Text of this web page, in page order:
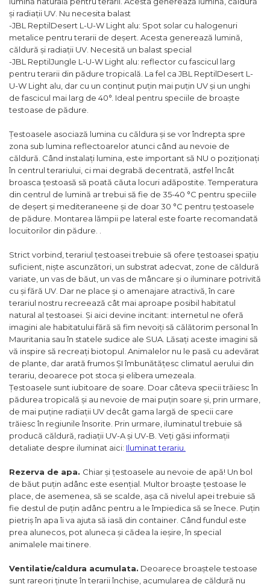
și radiații UV. Nu necesita balast
-JBL ReptilDesert L-U-W Light alu: Spot solar cu halogenuri
metalice pentru terarii de deșert. Acesta generează lumină,
căldură și radiații UV. Necesită un balast special
-JBL ReptilJungle L-U-W Light alu: reflector cu fascicul larg
pentru terarii din pădure tropicală. La fel ca JBL ReptilDesert L-
U-W Light alu, dar cu un conținut puțin mai puțin UV și un unghi
de fascicul mai larg de 40°. Ideal pentru speciile de broaște
testoase de pădure.
Țestoasele asociază lumina cu căldura și se vor îndrepta spre
zona sub lumina reflectoarelor atunci când au nevoie de
căldură. Când instalați lumina, este important să NU o poziționați
în centrul terariului, ci mai degrabă decentrată, astfel încât
broasca țestoasă să poată căuta locuri adăpostite. Temperatura
din centrul de lumină ar trebui să fie de 35-40 °C pentru speciile
de deșert și mediteraneene și de doar 30 °C pentru țestoasele
de pădure. Montarea lămpii pe lateral este foarte recomandată
locuitorilor din pădure. .
Strict vorbind, terariul țestoasei trebuie să ofere țestoasei spațiu
suficient, niște ascunzători, un substrat adecvat, zone de căldură
variate, un vas de băut, un vas de mâncare și o iluminare potrivită
cu și fără UV. Dar ne place și o amenajare atractivă, în care
terariul nostru recreează cât mai aproape posibil habitatul
natural al țestoasei. Și aici devine incitant: internetul ne oferă
imagini ale habitatului fără să fim nevoiți să călătorim personal în
Mauritania sau în statele sudice ale SUA. Lăsați aceste imagini să
vă inspire să recreați biotopul. Animalelor nu le pasă cu adevărat
de plante, dar arată frumos ȘI îmbunătățesc climatul aerului din
terariu, deoarece pot stoca și elibera umezeala.
Țestoasele sunt iubitoare de soare. Doar câteva specii trăiesc în
pădurea tropicală și au nevoie de mai puțin soare și, prin urmare,
de mai puține radiații UV decât gama largă de specii care
trăiesc în regiunile însorite. Prin urmare, iluminatul trebuie să
producă căldură, radiații UV-A și UV-B. Veți găsi informații
detaliate despre iluminat aici: Iluminat terariu.
Rezerva de apa. Chiar și țestoasele au nevoie de apă! Un bol
de băut puțin adânc este esențial. Multor broaște țestoase le
place, de asemenea, să se scalde, așa că nivelul apei trebuie să
fie destul de puțin adânc pentru a le împiedica să se înece. Puțin
pietriș în apa îi va ajuta să iasă din container. Când fundul este
prea alunecos, pot aluneca și cădea la ieșire, în special
animalele mai tinere.
Ventilatie/caldura acumulata. Deoarece broaștele testoase
sunt rareori ținute în terarii închise, acumularea de căldură nu